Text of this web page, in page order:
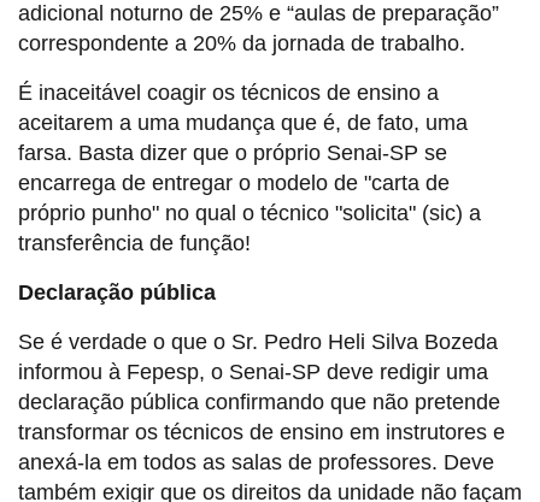
adicional noturno de 25% e “aulas de preparação”
correspondente a 20% da jornada de trabalho.
É inaceitável coagir os técnicos de ensino a
aceitarem a uma mudança que é, de fato, uma
farsa. Basta dizer que o próprio Senai-SP se
encarrega de entregar o modelo de "carta de
próprio punho" no qual o técnico "solicita" (sic) a
transferência de função!
Declaração pública
Se é verdade o que o Sr. Pedro Heli Silva Bozeda
informou à Fepesp, o Senai-SP deve redigir uma
declaração pública confirmando que não pretende
transformar os técnicos de ensino em instrutores e
anexá-la em todos as salas de professores. Deve
também exigir que os direitos da unidade não façam